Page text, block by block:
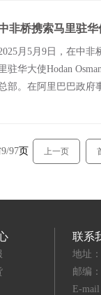
非桥携索马里驻
月5月9日，在中
驻华大使Hodan
部。在阿里巴巴政府
9/97页 上一页
联系
地址
邮编
E-